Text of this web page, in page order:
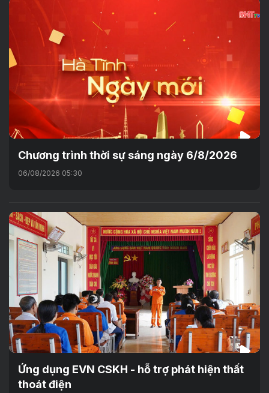
Chương trình thời sự sáng ngày 6/8/2026
06/08/2026 05:30
Ứng dụng EVN CSKH - hỗ trợ phát hiện thất
thoát điện